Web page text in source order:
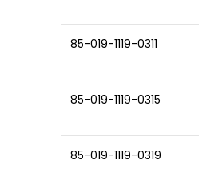
85-019-1119-0311
85-019-1119-0315
85-019-1119-0319